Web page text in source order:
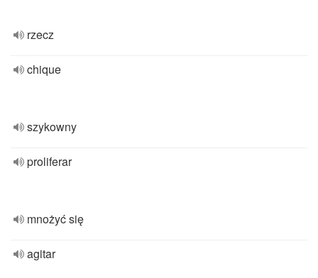
rzecz
chique
szykowny
proliferar
mnożyć się
agitar